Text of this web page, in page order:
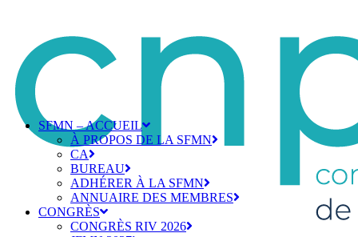
SFMN – ACCUEIL
À PROPOS DE LA SFMN
CA
BUREAU
ADHÉRER À LA SFMN
ANNUAIRE DES MEMBRES
CONGRÈS
CONGRÈS RIV 2026